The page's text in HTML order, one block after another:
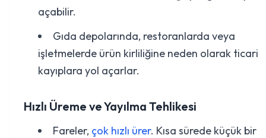
açabilir.
Gıda depolarında, restoranlarda veya
işletmelerde ürün kirliliğine neden olarak ticari
kayıplara yol açarlar.
Hızlı Üreme ve Yayılma Tehlikesi
Fareler, çok hızlı ürer. Kısa sürede küçük bir